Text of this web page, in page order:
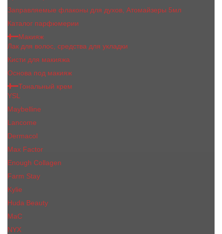
Заправляемые флаконы для духов, Атомайзеры 5мл
Каталог парфюмерии
Макияж
Лак для волос, средства для укладки
Кисти для макияжа
Основа под макияж
Тональный крем
YSL
Maybelline
Lancome
Dermacol
Max Factor
Enough Collagen
Farm Stay
Kylie
Huda Beauty
МаС
NYX